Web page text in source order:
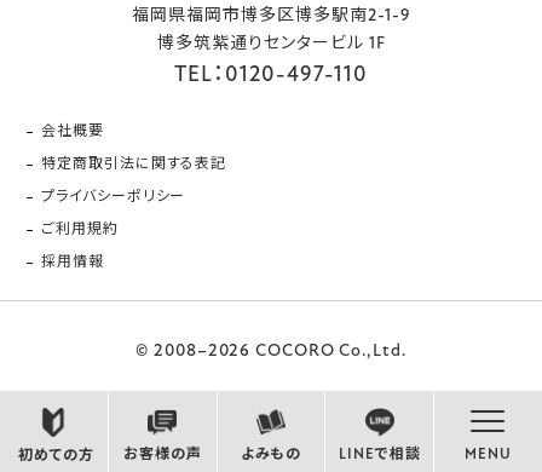
初めての方 お客様の声 よみもの LINEで相談 MENU
福岡県福岡市博多区博多駅南2-1-9
博多筑紫通りセンタービル 1F
TEL：0120-497-110
会社概要
特定商取引法に関する表記
プライバシーポリシー
ご利用規約
採用情報
© 2008–2026 COCORO Co.,Ltd.